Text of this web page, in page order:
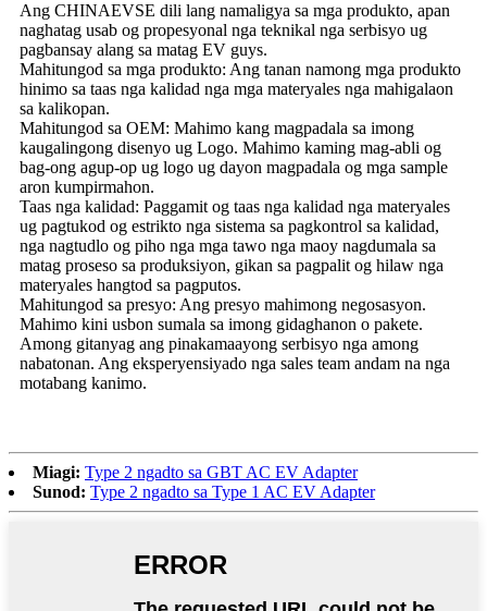
Ang CHINAEVSE dili lang namaligya sa mga produkto, apan
naghatag usab og propesyonal nga teknikal nga serbisyo ug
pagbansay alang sa matag EV guys.
Mahitungod sa mga produkto: Ang tanan namong mga produkto
hinimo sa taas nga kalidad nga mga materyales nga mahigalaon
sa kalikopan.
Mahitungod sa OEM: Mahimo kang magpadala sa imong
kaugalingong disenyo ug Logo. Mahimo kaming mag-abli og
bag-ong agup-op ug logo ug dayon magpadala og mga sample
aron kumpirmahon.
Taas nga kalidad: Paggamit og taas nga kalidad nga materyales
ug pagtukod og estrikto nga sistema sa pagkontrol sa kalidad,
nga nagtudlo og piho nga mga tawo nga maoy nagdumala sa
matag proseso sa produksiyon, gikan sa pagpalit og hilaw nga
materyales hangtod sa pagputos.
Mahitungod sa presyo: Ang presyo mahimong negosasyon.
Mahimo kini usbon sumala sa imong gidaghanon o pakete.
Among gitanyag ang pinakamaayong serbisyo nga among
nabatonan. Ang eksperyensiyado nga sales team andam na nga
motabang kanimo.
Miagi: Type 2 ngadto sa GBT AC EV Adapter
Sunod: Type 2 ngadto sa Type 1 AC EV Adapter